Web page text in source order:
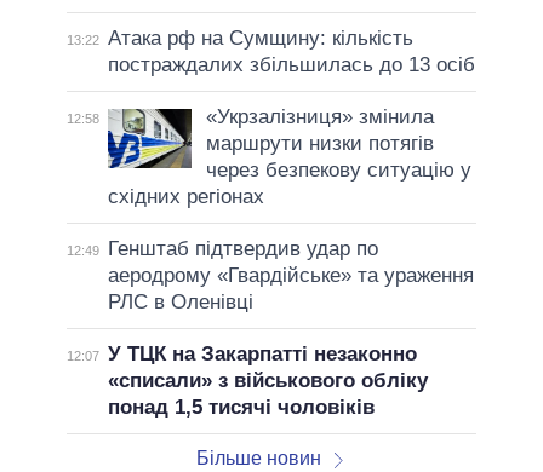
13:22 Атака рф на Сумщину: кількість
постраждалих збільшилась до 13 осіб
12:58
«Укрзалізниця» змінила
маршрути низки потягів
через безпекову ситуацію у
східних регіонах
12:49
Генштаб підтвердив удар по
аеродрому «Гвардійське» та ураження
РЛС в Оленівці
12:07 У ТЦК на Закарпатті незаконно
«списали» з військового обліку
понад 1,5 тисячі чоловіків
Більше новин